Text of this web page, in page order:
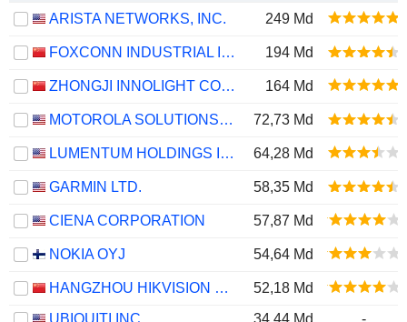
ARISTA NETWORKS, INC. 249 Md
FOXCONN INDUSTRIAL INTERNET CO., LTD. 194 Md
ZHONGJI INNOLIGHT CO., LTD. 164 Md
MOTOROLA SOLUTIONS, INC. 72,73 Md
LUMENTUM HOLDINGS INC. 64,28 Md
GARMIN LTD. 58,35 Md
CIENA CORPORATION 57,87 Md
NOKIA OYJ 54,64 Md
HANGZHOU HIKVISION DIGITAL TECHNOLOGY CO., LTD.
52,18 Md
UBIQUITI INC.
34,44 Md -